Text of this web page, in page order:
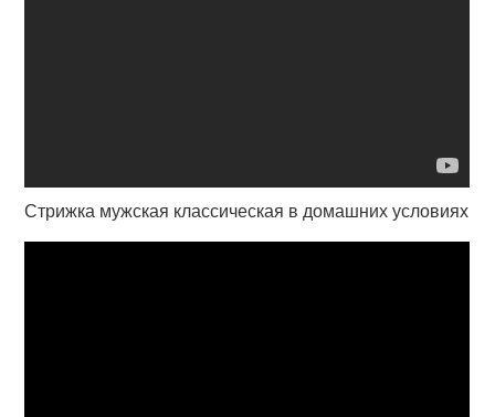
Стрижка мужская классическая в домашних условиях